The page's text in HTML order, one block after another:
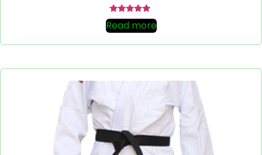
Rated
5.00
out of 5
Read more